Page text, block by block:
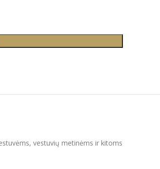
vestuvių metinėms ir kitoms